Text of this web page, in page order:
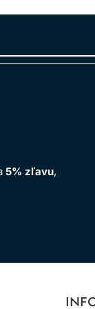
zmeny prírodnej
po
5% zľavu,